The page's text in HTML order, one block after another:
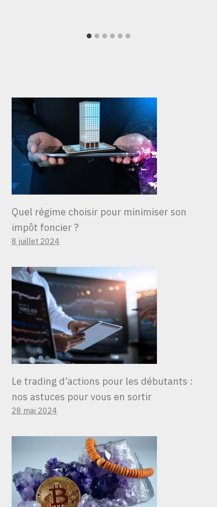
Quel régime choisir pour minimiser son
impôt foncier ?
8 juillet 2024
Le trading d’actions pour les débutants :
nos astuces pour vous en sortir
28 mai 2024